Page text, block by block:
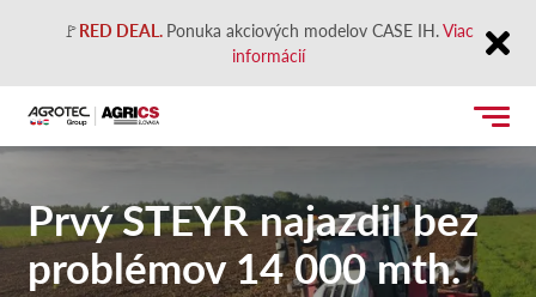
🚩RED DEAL. Ponuka akciových modelov CASE IH.Viac
informácií
Close
Prvý STEYR najazdil bez
problémov 14 000 mth.